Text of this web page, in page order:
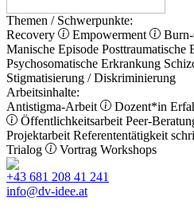
Themen / Schwerpunkte:
Recovery
Empowerment
Manische Episode Posttraumatische
Psychosomatische Erkrankung
Stigmatisierung / Diskriminierung
Arbeitsinhalte:
Antistigma-Arbeit
Dozent*in
Öffentlichkeitsarbeit Peer-
Projektarbeit Referententätigkeit
Trialog
Vortrag Workshops
+43 681 208 41 241
info@dv-idee.at